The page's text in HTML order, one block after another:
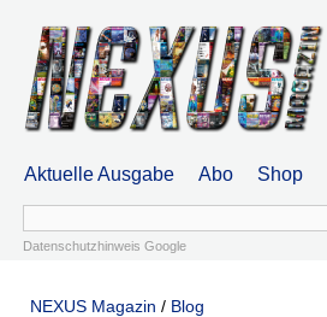
Aktuelle Ausgabe Abo Shop
Datenschutzhinweis Google
NEXUS Magazin / Blog